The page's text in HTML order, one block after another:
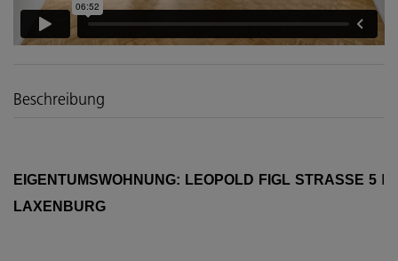
Beschreibung
EIGENTUMSWOHNUNG: LEOPOLD FIGL STRASSE 5
LAXENBURG